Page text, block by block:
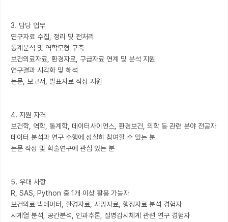
3. 담당 업무
연구자료 수집, 정리 및 전처리
통계분석 및 역학모형 구축
보건의료자료, 환경자료, 구급자료 연계 및 분석 지원
연구결과 시각화 및 해석
논문, 보고서, 발표자료 작성 지원
4. 지원 자격
보건학, 역학, 통계학, 데이터사이언스, 환경보건, 의학 등 관련 분야 전공자
데이터 분석과 연구 수행에 성실히 참여할 수 있는 분
논문 작성 및 학술연구에 관심 있는 분
5. 우대 사항
R, SAS, Python 중 1개 이상 활용 가능자
보건의료 빅데이터, 환경자료, 사망자료, 행정자료 분석 경험자
시계열 분석, 공간분석, 인과추론, 질병감시체계 관련 연구 경험자